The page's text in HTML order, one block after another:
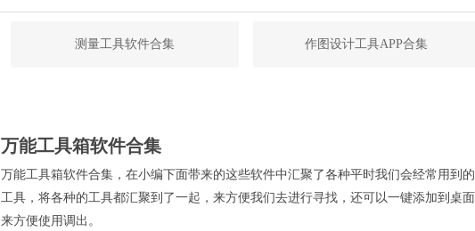
测量工具软件合集 作图设计工具APP合集
万能工具箱软件合集
万能工具箱软件合集，在小编下面带来的这些软件中汇聚了各种平时我们会经常用到的
工具，将各种的工具都汇聚到了一起，来方便我们去进行寻找，还可以一键添加到桌面
来方便使用调出。